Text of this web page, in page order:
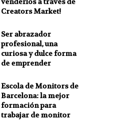
Creators Market!
Ser abrazador
profesional, una
curiosa y dulce forma
de emprender
Escola de Monitors de
Barcelona: la mejor
formación para
trabajar de monitor